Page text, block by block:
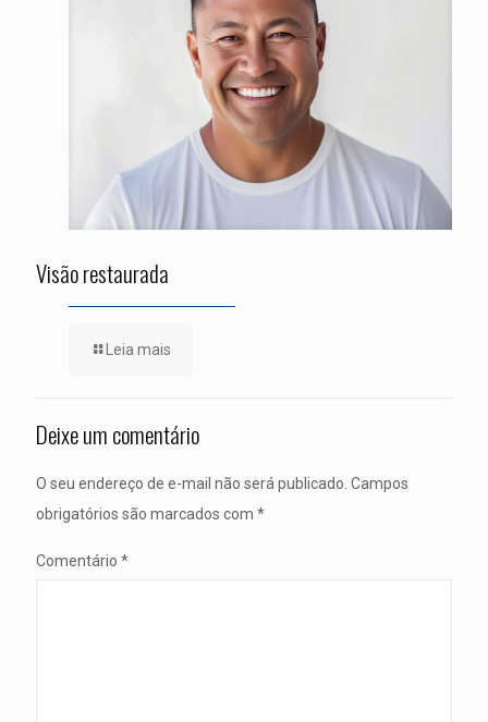
Visão restaurada
Leia mais
Deixe um comentário
O seu endereço de e-mail não será publicado. Campos
obrigatórios são marcados com *
Comentário *